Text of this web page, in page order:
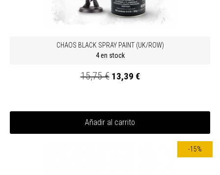
CHAOS BLACK SPRAY PAINT (UK/ROW)
4 en stock
15,75 € 13,39 €
Añadir al carrito
-15%